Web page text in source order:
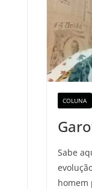
COLUNA
Sabe
homem